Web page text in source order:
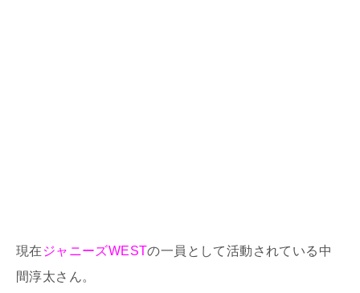
現在 ジャニーズWESTの一員として活動されている中
間淳太さん。